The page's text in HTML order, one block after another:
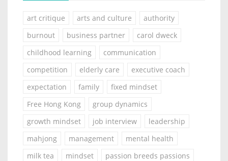
art critique arts and culture
authority
burnout
business partner
carol dweck
childhood learning
communication
competition
elderly care
executive coach
expectation
family
fixed mindset
Free Hong Kong
group dynamics
growth mindset
job interview
leadership
mahjong
management
mental health
milk tea
mindset
passion breeds passions